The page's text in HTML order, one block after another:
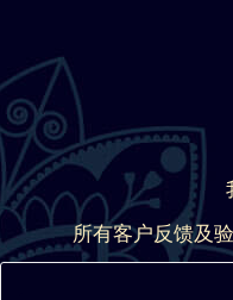
所有客户反馈及